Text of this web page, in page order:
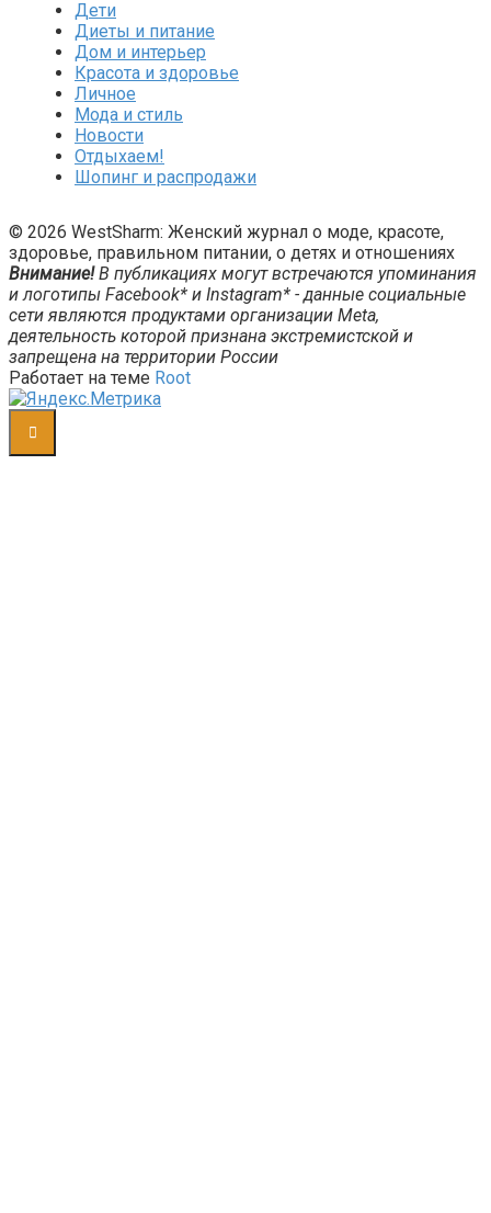
Дети
Диеты и питание
Дом и интерьер
Красота и здоровье
Личное
Мода и стиль
Новости
Отдыхаем!
Шопинг и распродажи
© 2026 WestSharm: Женский журнал о моде, красоте,
здоровье, правильном питании, о детях и отношениях
Внимание!В публикациях могут встречаются упоминания
и логотипы Facebook* и Instagram* - данные социальные
сети являются продуктами организации Meta,
деятельность которой признана экстремистской и
запрещена на территории России
Работает на теме Root